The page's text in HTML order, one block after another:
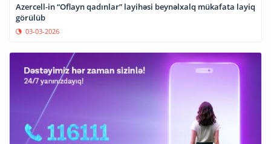
Azercell-in “Oflayn qadınlar” layihəsi beynəlxalq mükafata layiq
görülüb
03-03-2026